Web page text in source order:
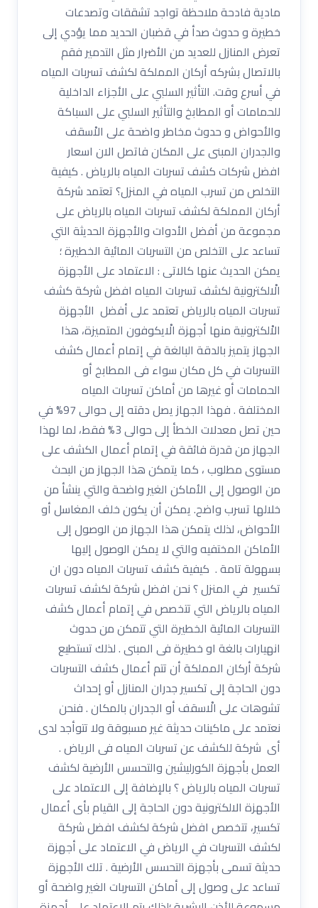
مادية فادحة ملاحظة تواجد تشققات وتصدعات
خطيرة و حدوث صدأ في قضبان الحديد مما يؤدي إلى
تعرض المنازل للعديد من الأضرار مثل التدمير فقم
بالاتصال بشركه أركان المملكة لكشف تسربات المياه
في أسرع وقت. التأثير السلبي على الأجزاء الداخلية
للحمامات أو المطابخ والتأثير السلبي على السباكة
والأحواض و حدوث مخاطر واضحة على الاْسقف
والجدران المبنى على المكان فاتصل الان اسعار
افضل شركات كشف تسربات المياه بالرياض . كيفية
التخلص من تسرب المياه في المنزل؟ تعتمد شركة
أركان المملكة لكشف تسربات المياه بالرياض على
مجموعة من أفضل الأدوات والأجهزة الحديثة التي
تساعد على التخلص من التسربات المائية الخطيرة ؛
يمكن الحديث عنها كالاتى : الاعتماد على الأجهزة
الْالكترونية لكشف تسربات المياه افضل شركة كشف
تسربات المياه بالرياض تعتمد على أفضل الأجهزة
الاْلكترونية منها أجهزة الْايكوفون المتميزة، هذا
الجهاز يتميز بالدقة البالغة في إتمام أعمال كشف
التسربات في كل مكان سواء فى المطابخ أو
الحمامات أو غيرها من أماكن تسربات المياه
المختلفة . فهذا الجهاز يصل دقته إلى حوالى 97% في
حين تصل معدلات الخطأ إلى حوالى 3% فقط، لما لهذا
الجهاز من قدرة فائقة في إتمام أعمال الكشف على
مستوى مطلوب ، كما يتمكن هذا الجهاز من البحث
من الوصول إلى الأماكن الغير واضحة والتي ينشأ من
خلالها تسرب واضح. يمكن أن يكون خلف المغاسل أو
الأحواض، لذلك يتمكن هذا الجهاز من الوصول إلى
الأماكن المختفيه والتي لا يمكن الوصول إليها
بسهولة تامة . كيفية كشف تسربات المياه دون ان
تكسير في المنزل ؟ نحن افضل شركة لكشف تسربات
المياه بالرياض التي تتخصص في إتمام أعمال كشف
التسربات المائية الخطيرة التي تتمكن من حدوث
انهيارات بالغة او خطيرة فى المبنى . لذلك تستطيع
شركة أركان المملكة أن تتم أعمال كشف التسربات
دون الحاجة إلى تكسير جدران المنازل أو إحداث
تشوهات على الْاسقف أو الجدران بالمكان . فنحن
نعتمد على ماكينات حديثة غير مسبوقة ولا تتوأجد لدى
أى شركة للكشف عن تسربات المياه فى الرياض .
العمل بأجهزة الكورليشين والتحسس الأرضية لكشف
تسربات المياه بالرياض ؟ بالإضافة إلى الاعتماد على
الأجهزة الالكترونية دون الحاجة إلى القيام بأى أعمال
تكسير، تتخصص افضل شركة لكشف افضل شركة
لكشف التسربات في الرياض في الاعتماد على أجهزة
حديثة تسمى بأجهزة التحسس الأرضية . تلك الأجهزة
تساعد على وصول إلى أماكن التسربات الغير واضحة أو